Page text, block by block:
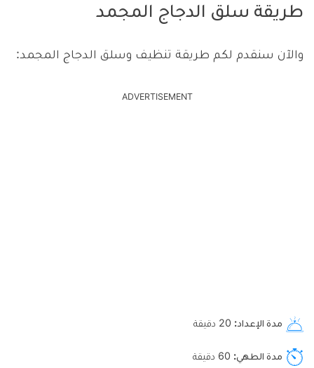
طريقة سلق الدجاج المجمد
والآن سنقدم لكم طريقة تنظيف وسلق الدجاج المجمد:
ADVERTISEMENT
مدة الإعداد دقيقة
مدة الطهي دقيقة